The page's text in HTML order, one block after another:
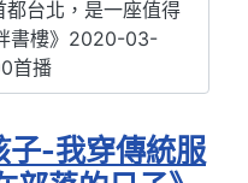
台北，是一座值得
書樓》2020-03-
首播
子-我穿傳統服